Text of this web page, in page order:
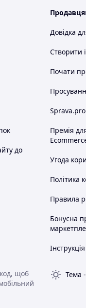
до
Довідка
Створити
Почати
Премія
Угода
Політика
Правила
Бонусна
щоб
Тема -